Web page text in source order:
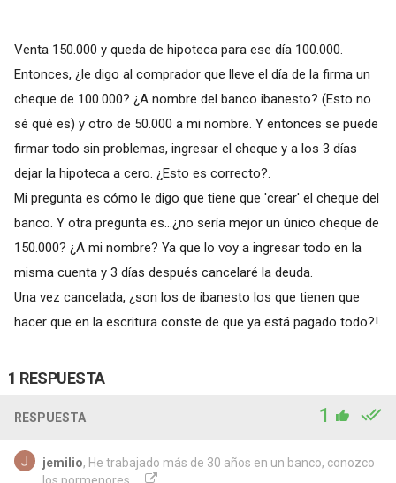
Venta 150.000 y queda de hipoteca para ese día 100.000.
Entonces, ¿le digo al comprador que lleve el día de la firma un
cheque de 100.000? ¿A nombre del banco ibanesto? (Esto no
sé qué es) y otro de 50.000 a mi nombre. Y entonces se puede
firmar todo sin problemas, ingresar el cheque y a los 3 días
dejar la hipoteca a cero. ¿Esto es correcto?.
Mi pregunta es cómo le digo que tiene que 'crear' el cheque del
banco. Y otra pregunta es...¿no sería mejor un único cheque de
150.000? ¿A mi nombre? Ya que lo voy a ingresar todo en la
misma cuenta y 3 días después cancelaré la deuda.
Una vez cancelada, ¿son los de ibanesto los que tienen que
hacer que en la escritura conste de que ya está pagado todo?!.
1 RESPUESTA
RESPUESTA 1
jemilio, He trabajado más de 30 años en un banco, conozco